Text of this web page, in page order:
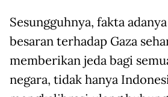
Sesungguhnya, fakta
besaran terhadap Gaza
memberikan jeda bagi
negara, tidak hanya